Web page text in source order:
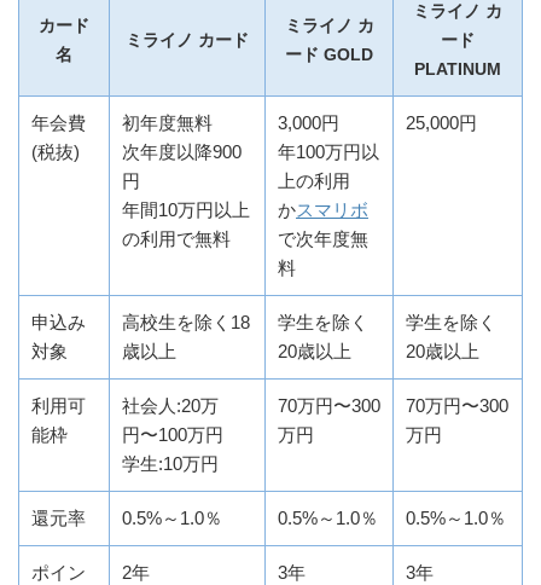
カード
名
ミライノ カード
ミライノ カ
ード GOLD
ミライノ カ
ード
PLATINUM
年会費
(税抜)
初年度無料
次年度以降900
円
年間10万円以上
の利用で無料
3,000円
年100万円以
上の利用
かスマリボ
で次年度無
料
25,000円
申込み
対象
高校生を除く18
歳以上
学生を除く
20歳以上
学生を除く
20歳以上
利用可
能枠
社会人:20万
円〜100万円
学生:10万円
70万円〜300
万円
70万円〜300
万円
還元率 0.5%～1.0％ 0.5%～1.0％ 0.5%～1.0％
ポイン
2年 3年 3年